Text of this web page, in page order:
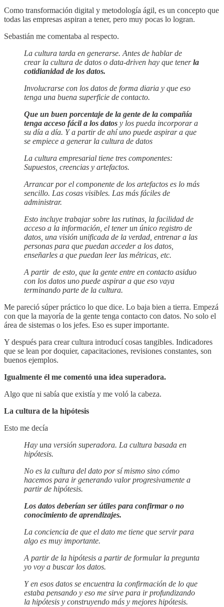
Como transformación digital y metodología ágil, es un concepto que
todas las empresas aspiran a tener, pero muy pocas lo logran.
Sebastián me comentaba al respecto.
La cultura tarda en generarse. Antes de hablar de
crear la cultura de datos o data-driven hay que tenerla
cotidianidad de los datos.
Involucrarse con los datos de forma diaria y que eso
tenga una buena superficie de contacto.
Que un buen porcentaje de la gente de la compañía
tenga acceso fácil a los datos y los pueda incorporar a
su día a día. Y a partir de ahí uno puede aspirar a que
se empiece a generar la cultura de datos
La cultura empresarial tiene tres componentes:
Supuestos, creencias y artefactos.
Arrancar por el componente de los artefactos es lo más
sencillo. Las cosas visibles. Las más fáciles de
administrar.
Esto incluye trabajar sobre las rutinas, la facilidad de
acceso a la información, el tener un único registro de
datos, una visión unificada de la verdad, entrenar a las
personas para que puedan acceder a los datos,
enseñarles a que puedan leer las métricas, etc.
A partir de esto, que la gente entre en contacto asiduo
con los datos uno puede aspirar a que eso vaya
terminando parte de la cultura.
Me pareció súper práctico lo que dice. Lo baja bien a tierra. Empezá
con que la mayoría de la gente tenga contacto con datos. No solo el
área de sistemas o los jefes. Eso es super importante.
Y después para crear cultura introducí cosas tangibles. Indicadores
que se lean por doquier, capacitaciones, revisiones constantes, son
buenos ejemplos.
Igualmente él me comentó una idea superadora.
Algo que ni sabía que existía y me voló la cabeza.
La cultura de la hipótesis
Esto me decía
Hay una versión superadora. La cultura basada en
hipótesis.
No es la cultura del dato por sí mismo sino cómo
hacemos para ir generando valor progresivamente a
partir de hipótesis.
Los datos deberían ser útiles para confirmar o no
conocimiento de aprendizajes.
La conciencia de que el dato me tiene que servir para
algo es muy importante.
A partir de la hipótesis a partir de formular la pregunta
yo voy a buscar los datos.
Y en esos datos se encuentra la confirmación de lo que
estaba pensando y eso me sirve para ir profundizando
la hipótesis y construyendo más y mejores hipótesis.